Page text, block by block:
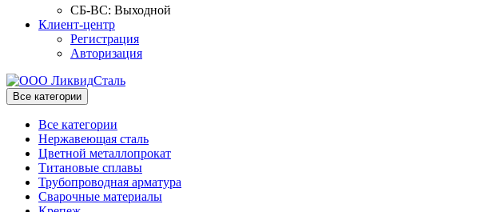
СБ-ВС: Выходной
Клиент-центр
Регистрация
Авторизация
Все категории
Все категории
Нержавеющая сталь
Цветной металлопрокат
Титановые сплавы
Трубопроводная арматура
Сварочные материалы